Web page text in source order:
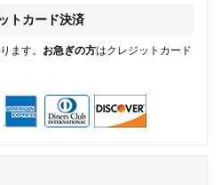
トカード決済
ます。 お急ぎの方はクレジットカード